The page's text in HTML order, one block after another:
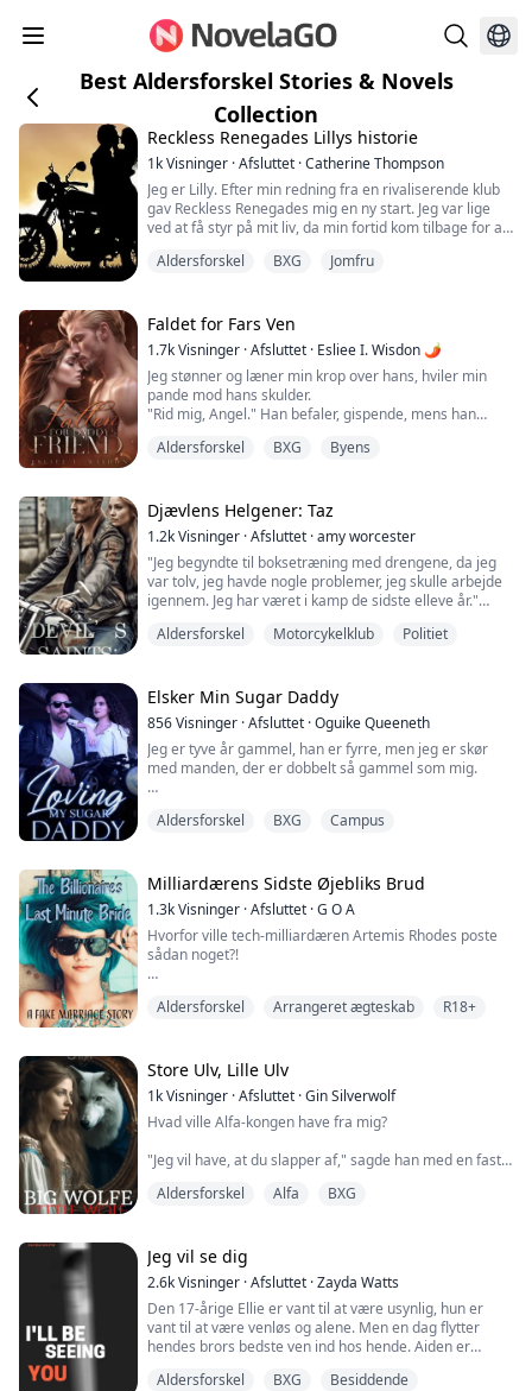
Best Aldersforskel Stories & Novels
Collection
Reckless Renegades Lillys historie
1kVisninger ·Afsluttet ·Catherine Thompson
Jeg er Lilly. Efter min redning fra en rivaliserende klub
gav Reckless Renegades mig en ny start. Jeg var lige
ved at få styr på mit liv, da min fortid kom tilbage for at
min gamle værge, som er fast besluttet på at sælge
kidnapningsforsøg, mister j...
Aldersforskel BXG Jomfru
Faldet for Fars Ven
1.7kVisninger ·Afsluttet · Esliee I. Wisdon 🌶
Jeg stønner og læner min krop over hans, hviler min
pande mod hans skulder.
"Rid mig, Angel." Han befaler, gispende, mens han
"Put den i mig, vær så sød..." beder jeg, bider ham i
nogen orgasme, jeg har følt alene. Han gnider bare sin
pik mod mig, og fornemmelsen er bedre end ...
Aldersforskel BXG Byens
Djævlens Helgener: Taz
1.2kVisninger ·Afsluttet ·amy worcester
"Jeg begyndte til boksetræning med drengene, da jeg
var tolv, jeg havde nogle problemer, jeg skulle arbejde
igennem. Jeg har været i kamp de sidste elleve år."
Treogtyve, tænkte han. Det var for ungt til hans
løstsiddende tøj, men han var villig til at vædde på, at
hun var ren muskel nedenunder...
Aldersforskel Motorcykelklub Politiet
Elsker Min Sugar Daddy
856Visninger ·Afsluttet ·Oguike Queeneth
Jeg er tyve år gammel, han er fyrre, men jeg er skør
med manden, der er dobbelt så gammel som mig.
"Lad Far få dig til at føle dig bedre," klynkede jeg, mens
Han begyndte at fingre mig hurtigere, og mit sind var i
en rus.
"Støn mit navn." Mumlede han.
"J... Jef...
Aldersforskel BXG Campus
Milliardærens Sidste Øjebliks Brud
1.3kVisninger ·Afsluttet ·G O A
Hvorfor ville tech-milliardæren Artemis Rhodes poste
sådan noget?!
end et par timer. Ikke desto mindre er denne pige
virkeligheden."
Skærmen på telefonen er lille, men jeg fanger flere
billeder af mig, der blinker på skærmen. Det her ka...
Aldersforskel Arrangeret ægteskab R18+
Store Ulv, Lille Ulv
1kVisninger ·Afsluttet ·Gin Silverwolf
Hvad ville Alfa-kongen have fra mig?
"Jeg vil have, at du slapper af," sagde han med en fast
"Måske hvis du forlod rummet." Jeg greb puden for at
Hvad ville Alfa-kongen have fra mig?
Hendes flok var blevet ødelagt.
Hun var blevet kidnappet.
Så mistede hun alt.
Men da Layla vågner op i en fremmed flok uden
erindring ...
Aldersforskel Alfa BXG
Jeg vil se dig
2.6kVisninger ·Afsluttet ·Zayda Watts
Den 17-årige Ellie er vant til at være usynlig, hun er
vant til at være venløs og alene. Men en dag flytter
hendes brors bedste ven ind hos hende. Aiden er
Aldersforskel BXG Besiddende